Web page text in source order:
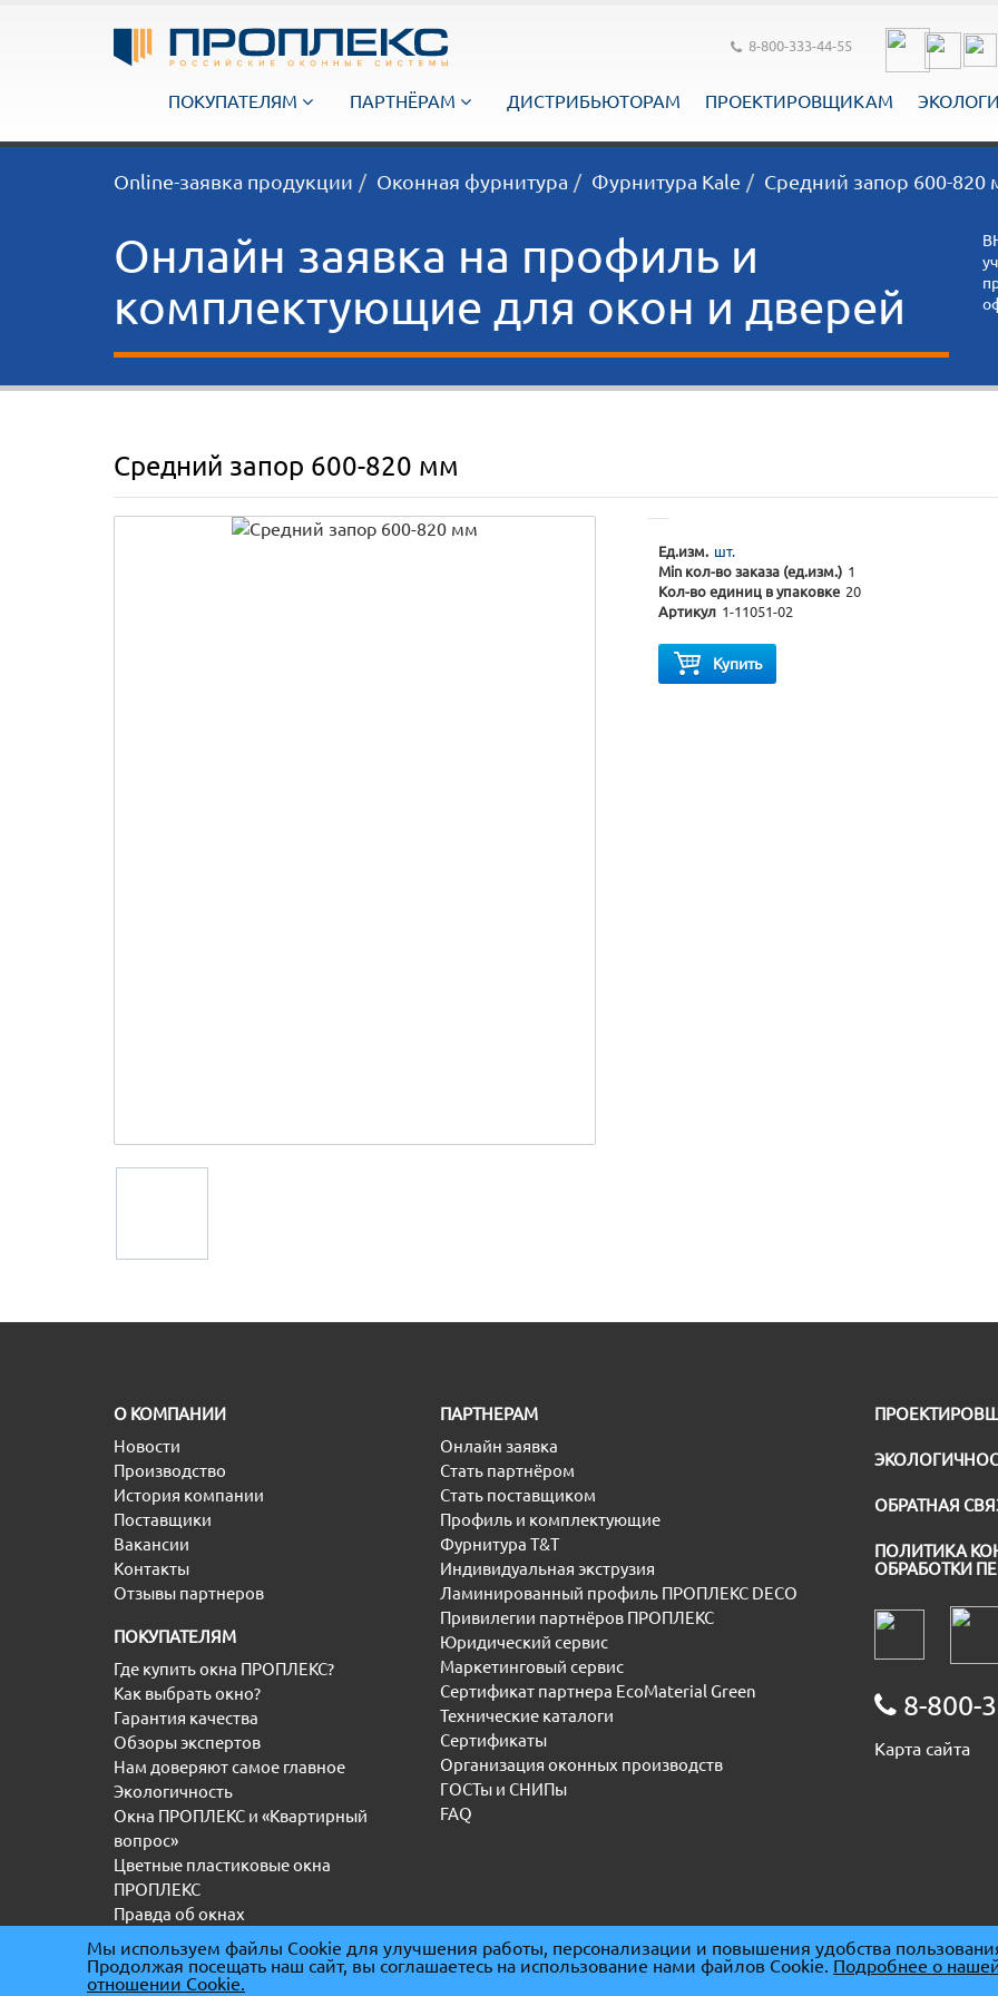
8-800-333-44-55
ПОКУПАТЕЛЯМ ПАРТНЁРАМ ДИСТРИБЬЮТОРАМ ПРОЕКТИРОВЩИКАМ
Online-заявка продукции Оконная фурнитура Фурнитура Kale Средний запор 600-820
Онлайн заявка на профиль и
комплектующие для окон и дверей
Средний запор 600-820 мм
Ед.изм. шт.
Min кол-во заказа (ед.изм.) 1
Кол-во единиц в упаковке 20
Артикул 1-11051-02
Купить
O КОМПАНИИ
Новости
Производство
История компании
Поставщики
Вакансии
Контакты
Отзывы партнеров
ПОКУПАТЕЛЯМ
Где купить окна ПРОПЛЕКС?
Как выбрать окно?
Гарантия качества
Обзоры экспертов
Нам доверяют самое главное
Экологичность
Окна ПРОПЛЕКС и «Квартирный
вопрос»
Цветные пластиковые окна
ПРОПЛЕКС
Правда об окнах
ПАРТНЕРАМ
Онлайн заявка
Стать партнёром
Стать поставщиком
Профиль и комплектующие
Фурнитура T&T
Индивидуальная экструзия
Ламинированный профиль ПРОПЛЕКС DECO
Привилегии партнёров ПРОПЛЕКС
Юридический сервис
Маркетинговый сервис
Сертификат партнера EcoMaterial Green
Технические каталоги
Сертификаты
Организация оконных производств
ГОСТы и СНИПы
FAQ
ОБРАТНАЯ
ПОЛИТИКА
ОБРАБОТКИ
8-800-
Карта сайта
(С) “ООО” ТД ПРОПЛЕКС 2000-2026|ИНН 5036091667|ОГРН 1085074007930| ОКПО 86678094
Мы используем файлы Cookie для улучшения работы, персонализации и повышения удобства
Продолжая посещать наш сайт, вы соглашаетесь на использование нами файлов Cookie. Подробнее о
отношении Cookie.